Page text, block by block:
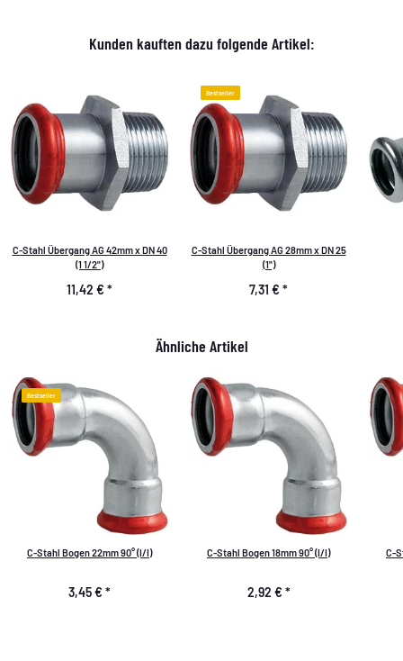
Kunden kauften dazu folgende Artikel:
C-Stahl Übergang AG 42mm x DN 40
(1 1/2")
11,42 € *
Bestseller
C-Stahl Übergang AG 28mm x DN 25
(1")
7,31 € *
Ähnliche Artikel
Bestseller
C-Stahl Bogen 22mm 90° (I/I)
3,45 € *
C-Stahl Bogen 18mm 90° (I/I)
2,92 € *
C-